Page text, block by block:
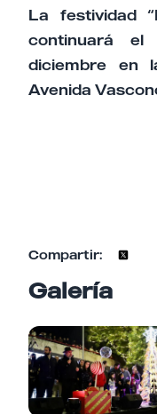
La festividad
continuará el
diciembre en
Avenida
Compartir:
Galería